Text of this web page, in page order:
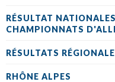
RÉSULTAT
CHAMPIONNATS
RÉSULTATS
RHÔNE ALPES